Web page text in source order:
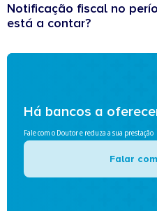
Notificação fiscal no
está a contar?
Há bancos a
Fale com o Doutor e reduza a sua prestação
Falar